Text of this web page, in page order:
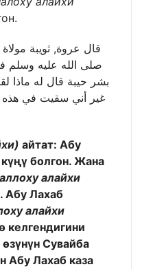
قال عروة, ثويبة
صلى الله عليه وسلم
بشر حيبة قال له ماذا
غير أني سقيت في هذه
айтат: Абу
болгон. Жана
алайхи
Абу Лахаб
алайхи
келгендигини
Сувайба
Абу Лахаб каза